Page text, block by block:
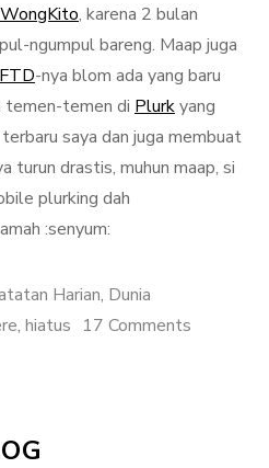
, karena 2 bulan
ngumpul bareng. Maap juga
-nya blom ada yang baru
temen-temen di Plurkyang
saya dan juga membuat
turun drastis, muhun maap, si
plurking dah
:senyum:
Harian, Dunia
, hiatus 17 Comments